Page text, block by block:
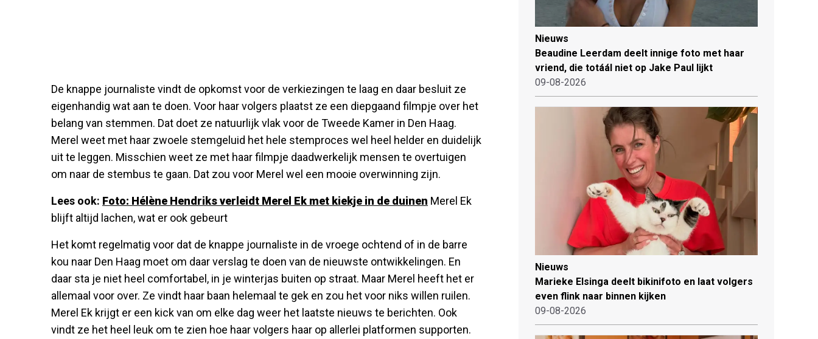
De knappe journaliste vindt de opkomst voor de verkiezingen te laag en daar besluit ze
eigenhandig wat aan te doen. Voor haar volgers plaatst ze een diepgaand filmpje over het
belang van stemmen. Dat doet ze natuurlijk vlak voor de Tweede Kamer in Den Haag.
Merel weet met haar zwoele stemgeluid het hele stemproces wel heel helder en duidelijk
uit te leggen. Misschien weet ze met haar filmpje daadwerkelijk mensen te overtuigen
om naar de stembus te gaan. Dat zou voor Merel wel een mooie overwinning zijn.
Lees ook: Foto: Hélène Hendriks verleidt Merel Ek met kiekje in de duinen Merel Ek
blijft altijd lachen, wat er ook gebeurt
Het komt regelmatig voor dat de knappe journaliste in de vroege ochtend of in de barre
kou naar Den Haag moet om daar verslag te doen van de nieuwste ontwikkelingen. En
daar sta je niet heel comfortabel, in je winterjas buiten op straat. Maar Merel heeft het er
allemaal voor over. Ze vindt haar baan helemaal te gek en zou het voor niks willen ruilen.
Merel Ek krijgt er een kick van om elke dag weer het laatste nieuws te berichten. Ook
vindt ze het heel leuk om te zien hoe haar volgers haar op allerlei platformen supporten.
Nieuws
Beaudine Leerdam deelt innige foto met haar
vriend, die totáál niet op Jake Paul lijkt
09-08-2026
Nieuws
Marieke Elsinga deelt bikinifoto en laat volgers
even flink naar binnen kijken
09-08-2026